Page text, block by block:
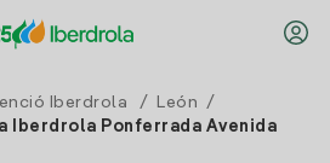
Iberdrola / León
/
Iberdrola Ponferrada Avenida